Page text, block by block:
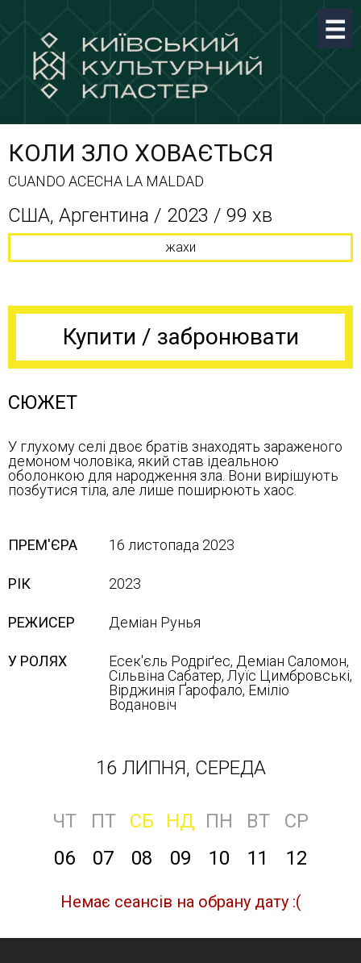
КОЛИ ЗЛО ХОВАЄТЬСЯ
CUANDO ACECHA LA MALDAD
США, Аргентина / 2023 / 99 хв
жахи
Купити / забронювати
СЮЖЕТ
У глухому селі двоє братів знаходять зараженого
демоном чоловіка, який став ідеальною
оболонкою для народження зла. Вони вирішують
позбутися тіла, але лише поширюють хаос.
ПРЕМ'ЄРА 16 листопада 2023
РІК 2023
РЕЖИСЕР Деміан Рунья
У РОЛЯХ
Есек'єль Родріґес, Деміан Саломон,
Сільвіна Сабатер, Луїс Цимбровські,
Вірджинія Ґарофало, Еміліо
Водановіч
16 ЛИПНЯ, СЕРЕДА
ЧТ ПТ СБ НД ПН ВТ
СР
06
07 08 09 10 11 12
Немає сеансів на обрану дату :(